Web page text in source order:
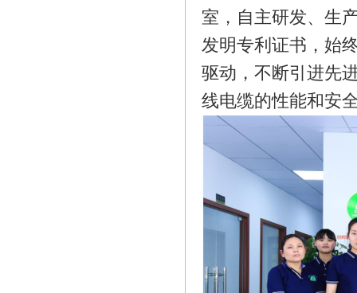
室，自主研发、生
发明专利证书 ， 始
驱动，不断引进先
线电缆的性能和安